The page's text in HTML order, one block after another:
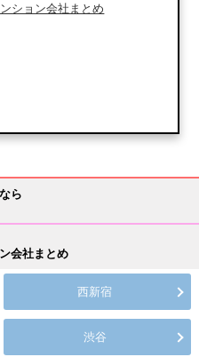
ション会社まとめ
ら
会社まとめ
西新宿
渋谷